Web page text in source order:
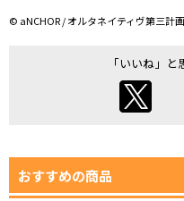
© aNCHOR / オルタネイティヴ第三計画
「いいね」
おすすめの商品